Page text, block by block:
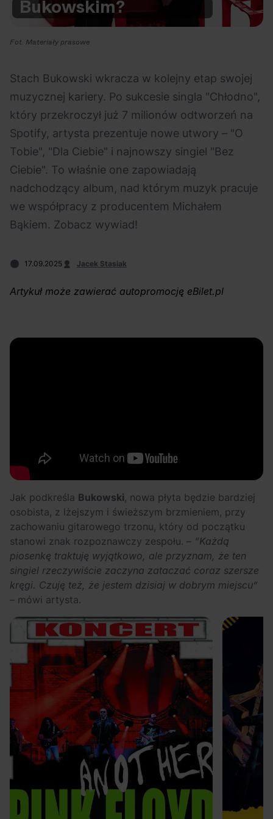
Na czasie
Polecane Scena Impostora 06.08.2026
Kto jest
prawdziwym fanem
Chivasa?
eBilet Festiwal 05.08.2026
Aplikacja
KAMAAAN nową
inicjatywą eBilet
jednoczącą fanów
Festiwal OFF Festival 04.08.2026
nocne koncerty
najciekawszych
Bukowskim?
Fot. Materiały prasowe
Stach Bukowski wkracza w kolejny etap swojej
muzycznej kariery. Po sukcesie singla "Chłodno",
który przekroczył już 7 milionów odtworzeń na
Spotify, artysta prezentuje nowe utwory – "O
Tobie", "Dla Ciebie" i najnowszy singiel "Bez
Ciebie". To właśnie one zapowiadają
nadchodzący album, nad którym muzyk pracuje
we współpracy z producentem Michałem
Bąkiem. Zobacz wywiad!
17.09.2025 Jacek Stasiak
Artykuł może zawierać autopromocję eBilet.pl
Jak podkreśla Bukowski, nowa płyta będzie bardziej
osobista, z lżejszym i świeższym brzmieniem, przy
zachowaniu gitarowego trzonu, który od początku
stanowi znak rozpoznawczy zespołu. – “Każdą
piosenkę traktuję wyjątkowo, ale przyznam, że ten
singiel rzeczywiście zaczyna zataczać coraz szersze
kręgi. Czuję też, że jestem dzisiaj w dobrym miejscu”
– mówi artysta.